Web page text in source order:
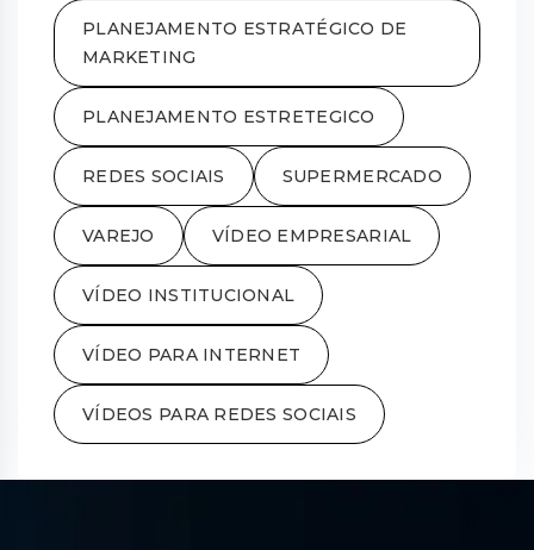
PLANEJAMENTO ESTRATÉGICO DE
MARKETING
PLANEJAMENTO ESTRETEGICO
REDES SOCIAIS SUPERMERCADO
VAREJO VÍDEO EMPRESARIAL
VÍDEO INSTITUCIONAL
VÍDEO PARA INTERNET
VÍDEOS PARA REDES SOCIAIS